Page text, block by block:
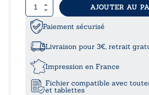
quantité
de
Livret
comme
AJOUTER AU
Paiement sécurisé
Livraison pour 3€, retrait
Impression en France
Fichier compatible avec
et tablettes